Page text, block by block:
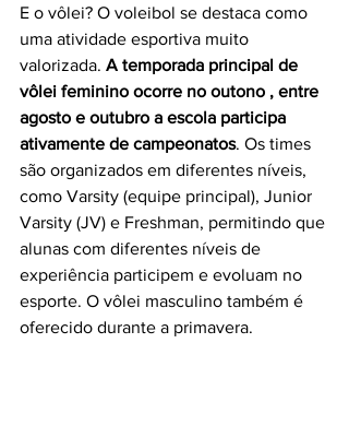
E o vôlei? O voleibol se destaca como
uma atividade esportiva muito
valorizada. A temporada principal de
vôlei feminino ocorre no outono , entre
agosto e outubro a escola participa
ativamente de campeonatos. Os times
são organizados em diferentes níveis,
como Varsity (equipe principal), Junior
Varsity (JV) e Freshman, permitindo que
alunas com diferentes níveis de
experiência participem e evoluam no
esporte. O vôlei masculino também é
oferecido durante a primavera.